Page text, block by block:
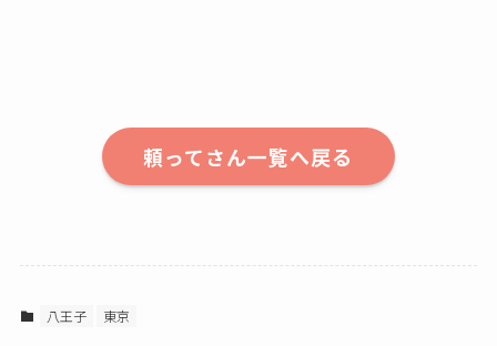
頼ってさん一覧へ戻る
八王子 東京